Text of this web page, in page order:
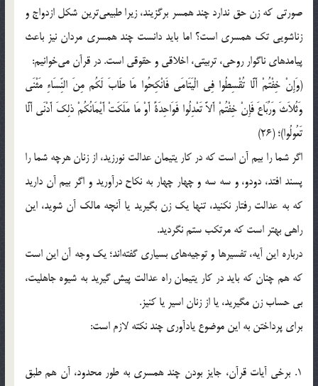
صورتی که زن حق ندارد چند همسر برگزیند، زیرا طبیعی‌ترین شکل ازدواج و
زناشویی تک همسری است؟ اما باید دانست چند همسری مردان نیز باعث
پیامدهای ناگوار روحی، تربیتی، اخلاقی و حقوقی است. در قرآن می‌خوانیم:
(وَإِنْ خِفْتُمْ أَلَّا تُقْسِطُوا فِی الْیَتَامَى‏ فَانْكِحُوا مَا طَابَ لَكُم مِنَ النِّسَاءِ مَثْنَى‏
وَثُلاَثَ وَرُبَاعَ فَإِنْ خِفْتُمْ أَلاَّ تَعْدِلُوا فَوَاحِدَةً أَوْ مَا مَلَكَتْ أَیْمَانُكُمْ ذلِكَ أَدْنَى‏ أَلَّا
تَعُولُوا)؛ (26)
اگر شما را بیم آن است که در کار یتیمان عدالت نورزید، از زنان هرچه شما را
پسند افتد، دودو، و سه سه و چهار چهار به نکاح درآورید و اگر بیم آن دارید
که به عدالت رفتار نکنید، تنها یک زن بگیرید یا آنچه مالک آن شوید، این
راهی بهتر است که مرتکب ستم نگردید.
درباره این آیه، تفسیرها و توجیه‌ها‌ی‌ بسیاری گفته‌اند؛ یک وجه آن این است
که هم چنان که باید در کار یتیمان راه عدالت پیش گیرید به شیوه جاهلیت،
بی حساب زن مگیرید، یا از زنان اسیر یا کنیز.
برای پرداختن به این موضوع یادآوری چند نکته لازم است:
1. برخی آیات قرآن، جایز بودن چند همسری به طور محدود، آن هم طبق